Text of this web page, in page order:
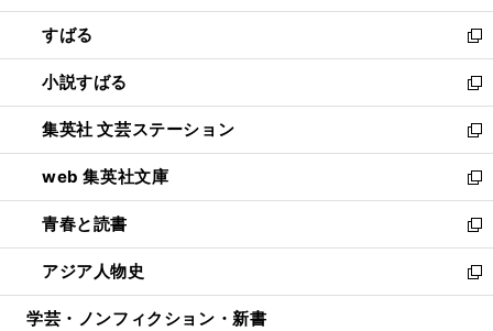
開
く
ウ
で
開
く
ン
ド
ウ
で
開
く
すばる
新
し
い
ウ
ィ
ン
ド
ウ
で
開
く
小説すばる
新
し
い
ウ
ィ
ン
ド
ウ
で
開
集英社 文芸ステーション
新
し
い
ウ
ィ
ン
ド
ウ
web 集英社文庫
新
し
い
ウ
ィ
ン
青春と読書
新
し
い
ウ
アジア人物史
新
し
学芸・ノンフィクション・新書